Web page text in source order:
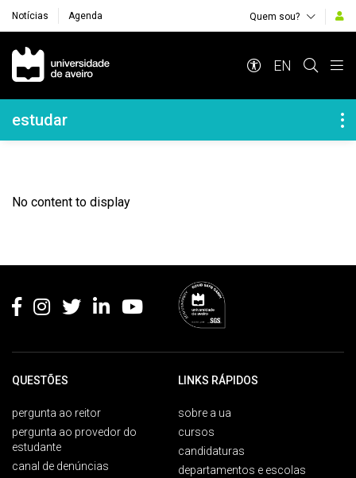
Notícias Agenda Quem sou?
Navegação Principal
EN
Navegação Lateral
estudar
No content to display
QUESTÕES
pergunta ao reitor
pergunta ao provedor do
estudante
canal de denúncias
LINKS RÁPIDOS
sobre a ua
cursos
candidaturas
departamentos e escolas